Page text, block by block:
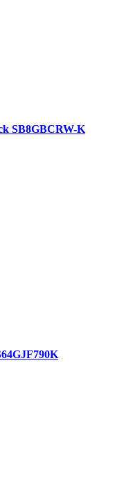
SB8GBCRW-K